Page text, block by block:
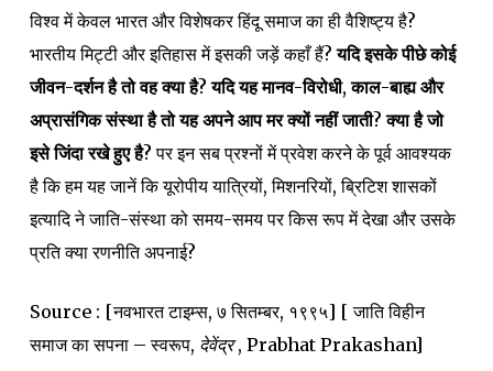
विश्व में केवल भारत और विशेषकर हिंदू समाज का ही वैशिष्ट्य है?
भारतीय मिट्टी और इतिहास में इसकी जड़ें कहाँ हैं?यदि इसके पीछे कोई
जीवन-दर्शन है तो वह क्या है?यदि यह मानव-विरोधी,काल-बाह्य और
अप्रासंगिक संस्था है तो यह अपने आप मर क्यों नहीं जाती?क्या है जो
इसे जिंदा रखे हुए है? पर इन सब प्रश्नों में प्रवेश करने के पूर्व आवश्यक
है कि हम यह जानें कि यूरोपीय यात्रियों, मिशनरियों, ब्रिटिश शासकों
इत्यादि ने जाति-संस्था को समय-समय पर किस रूप में देखा और उसके
प्रति क्या रणनीति अपनाई?
Source : [नवभारत टाइम्स, ७ सितम्बर, १९९५] [ जाति विहीन
समाज का सपना – स्वरूप, देवेंद्र, Prabhat Prakashan]